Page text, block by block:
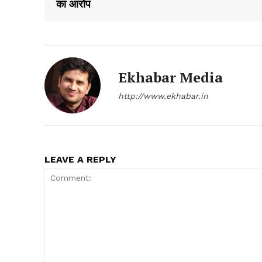
का आरोप
Ekhabar Media
http://www.ekhabar.in
LEAVE A REPLY